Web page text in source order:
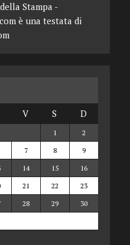
Stampa -
è una testata di
V S D
1
2
7 8
9
14 15
16
21 22
23
28 29
30